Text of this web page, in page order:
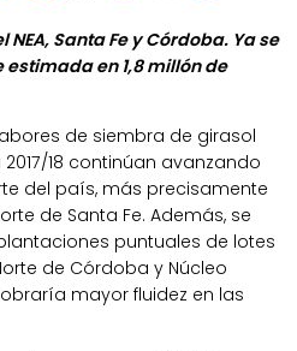
Santa Fe y Córdoba. Ya se
estimada en 1,8 millón de
de siembra de girasol
18 continúan avanzando
del país, más precisamente
de Santa Fe. Además, se
puntuales de lotes
de Córdoba y Núcleo
mayor fluidez en las